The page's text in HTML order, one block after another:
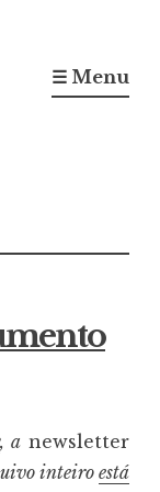
☰ Menu
, anewsletter
inteiroestá